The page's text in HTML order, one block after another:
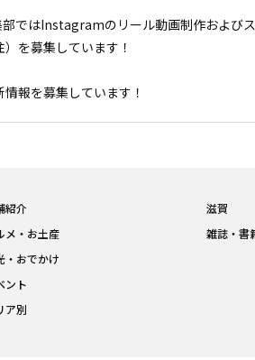
部ではInstagramのリール動画制作および
を募集しています！
報を募集しています！
紹介
メ・お土産
・おでかけ
ント
ア別
滋賀
雑誌・書